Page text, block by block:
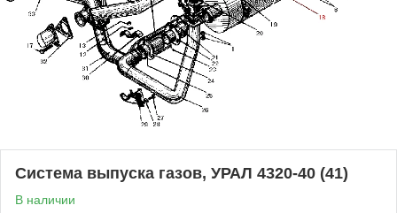
Система выпуска газов, УРАЛ 4320-40 (41)
В наличии